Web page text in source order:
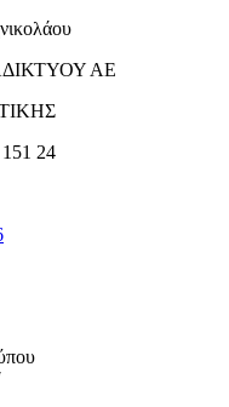
ΑΕ
24